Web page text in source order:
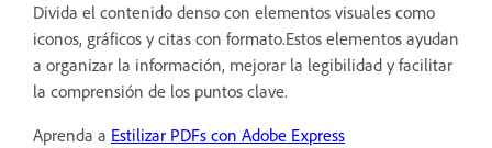
Divida el contenido denso con elementos visuales como
iconos, gráficos y citas con formato.Estos elementos ayudan
a organizar la información, mejorar la legibilidad y facilitar
la comprensión de los puntos clave.
Aprenda a Estilizar PDFs con Adobe Express